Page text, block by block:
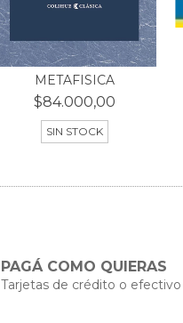
METAFISICA
$84.000,00
SIN STOCK
PAGÁ COMO QUIERAS
Tarjetas de crédito o efectivo